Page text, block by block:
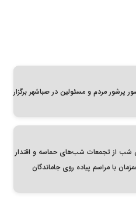
پرشور مردم و مسئولین در صباشهر برگزار
شب از تجمعات شب‌های حماسه و اقتدار
با مراسم پیاده روی جاماندگان